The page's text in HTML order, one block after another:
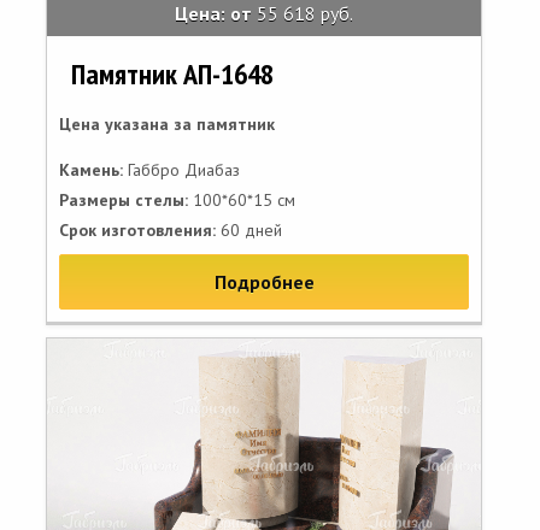
Цена: от 55 618 руб.
Памятник АП-1648
Цена указана за памятник
Камень: Габбро Диабаз
Размеры стелы: 100*60*15 см
Срок изготовления: 60 дней
Подробнее